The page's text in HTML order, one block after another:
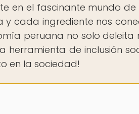
en el fascinante mundo
cada ingrediente nos
peruana no solo deleita
de inclusión
en la sociedad!